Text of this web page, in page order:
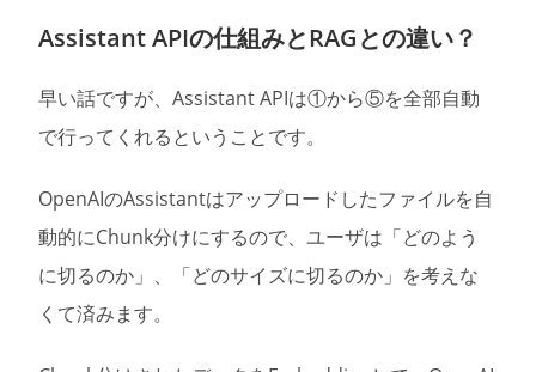
Assistant APIの仕組みとRAGとの違い？
早い話ですが、Assistant APIは①から⑤を全部自動
で行ってくれるということです。
OpenAIのAssistantはアップロードしたファイルを自
動的にChunk分けにするので、ユーザは「どのよう
に切るのか」、「どのサイズに切るのか」を考えな
くて済みます。